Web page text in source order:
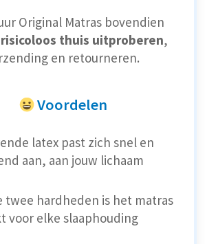
Original Matras bovendien
thuis uitproberen,
en retourneren.
Voordelen
latex past zich snel en
aan, aan jouw lichaam
twee hardheden is het matras
voor elke slaaphouding